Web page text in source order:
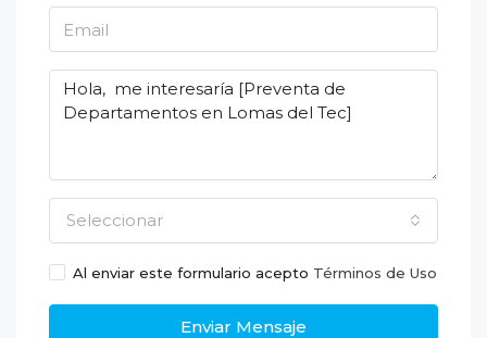
Seleccionar
Al enviar este formulario acepto Términos de Uso
Enviar Mensaje